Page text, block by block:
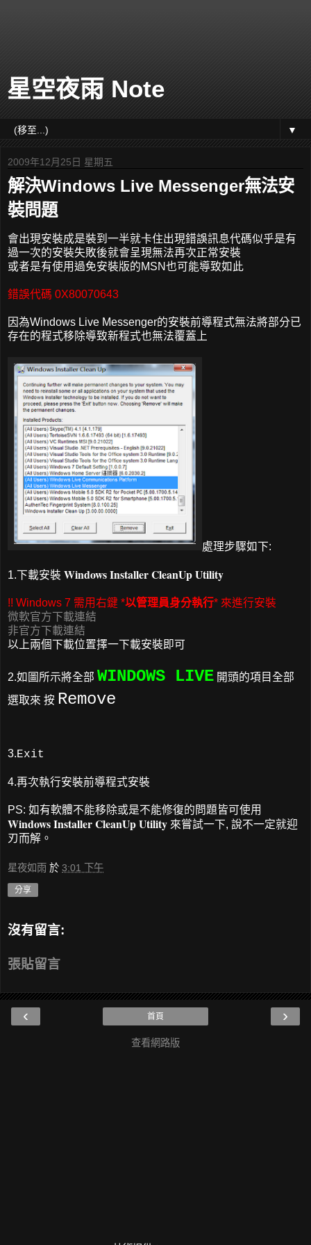
星空夜雨 Note
▼
2009年12月25日 星期五
解決Windows Live Messenger無法安
裝問題
會出現安裝成是裝到一半就卡住出現錯誤訊息代碼似乎是有
過一次的安裝失敗後就會呈現無法再次正常安裝
或者是有使用過免安裝版的MSN也可能導致如此
錯誤代碼 0X80070643
因為Windows Live Messenger的安裝前導程式無法將部分已
存在的程式移除導致新程式也無法覆蓋上
處理步驟如下:
1.下載安裝 Windows Installer CleanUp Utility
!! Windows 7 需用右鍵 *以管理員身分執行* 來進行安裝
微軟官方下載連結
非官方下載連結
以上兩個下載位置擇一下載安裝即可
2.如圖所示將全部 WINDOWS LIVE 開頭的項目全部
選取來 按 Remove
3.Exit
4.再次執行安裝前導程式安裝
PS: 如有軟體不能移除或是不能修復的問題皆可使用
Windows Installer CleanUp Utility 來嘗試一下, 說不一定就迎
刃而解。
星夜如雨 於 3:01 下午
分享
沒有留言:
張貼留言
‹ ›
首頁
查看網路版